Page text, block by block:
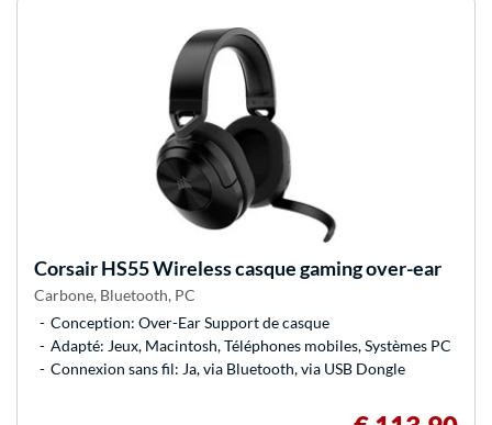
CorsairHS55 Wireless casque gaming over-ear
Carbone, Bluetooth, PC
Conception: Over-Ear Support de casque
Adapté: Jeux, Macintosh, Téléphones mobiles, Systèmes PC
Connexion sans fil: Ja, via Bluetooth, via USB Dongle